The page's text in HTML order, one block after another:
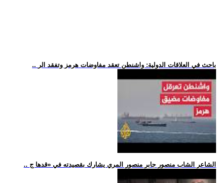
.. باحث في العلاقات الدولية: واشنطن تعقد مفاوضات هرمز وتفقد الر
.. الشاعر الشاب منصور جابر منصور المري يشارك بقصيدته في «قدها ج